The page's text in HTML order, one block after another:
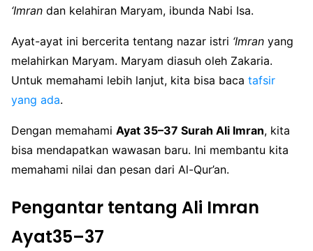
‘Imran dan kelahiran Maryam, ibunda Nabi Isa.
Ayat-ayat ini bercerita tentang nazar istri ‘Imran yang
melahirkan Maryam. Maryam diasuh oleh Zakaria.
Untuk memahami lebih lanjut, kita bisa baca tafsir
yang ada.
Dengan memahami Ayat 35–37 Surah Ali Imran, kita
bisa mendapatkan wawasan baru. Ini membantu kita
memahami nilai dan pesan dari Al-Qur’an.
Pengantar tentang Ali Imran
Ayat35–37